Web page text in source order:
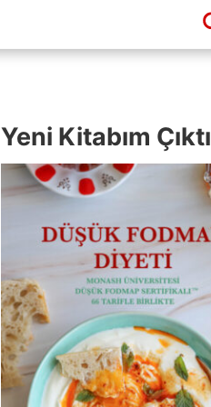
Yeni Kitabım Çıktı